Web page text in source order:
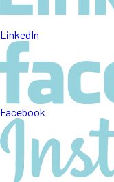
LinkedIn
Facebook